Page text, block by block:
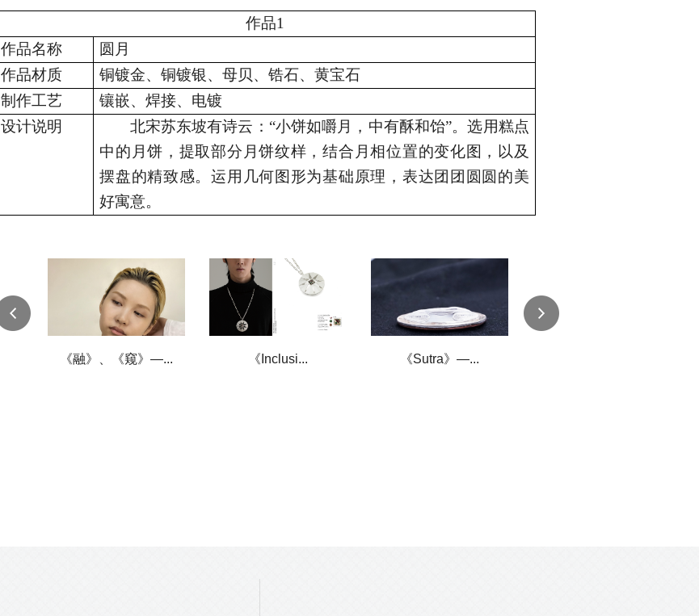
作品1
作品名称
圆月
作品材质
铜镀金、铜镀银、母贝、锆石、黄宝石
制作工艺
镶嵌、焊接、电镀
设计说明
北宋苏东坡有诗云： “小饼如嚼月，中有酥和饴”。选用糕点
中的月饼，提取部分月饼纹样，结合月相位置的变化图，以及
摆盘的精致感。运用几何图形为基础原理，表达团团圆圆的美
好寓意。
《融》、《窥》—... 《Inclusi... 《Sutra》—...